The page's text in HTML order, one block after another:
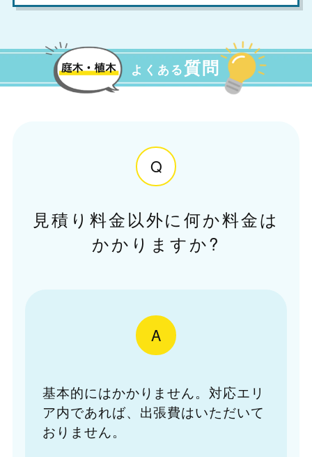
よくある質問
Q
見積り料金以外に何か料金は
かかりますか?
A
基本的にはかかりません。対応エリ
ア内であれば、出張費はいただいて
おりません。